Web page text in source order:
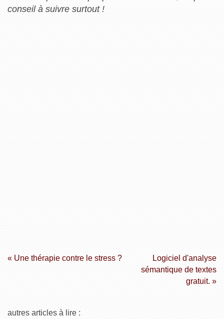
conseil à suivre surtout !
« Une thérapie contre le stress ?
Logiciel d'analyse
sémantique de textes
gratuit. »
autres articles à lire :